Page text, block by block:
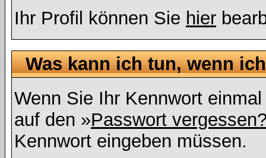
Ihr Profil können Sie hier
Was kann ich tun, wenn
Wenn Sie Ihr Kennwort
auf den »Passwort
Kennwort eingeben müssen.